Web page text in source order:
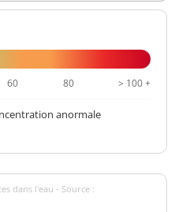
60 80 > 100 +
anormale
dans l'eau - Source :